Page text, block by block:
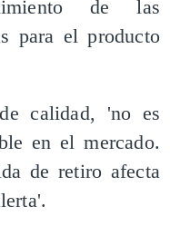
de las
para el producto
calidad, 'no es
en el mercado.
de retiro afecta